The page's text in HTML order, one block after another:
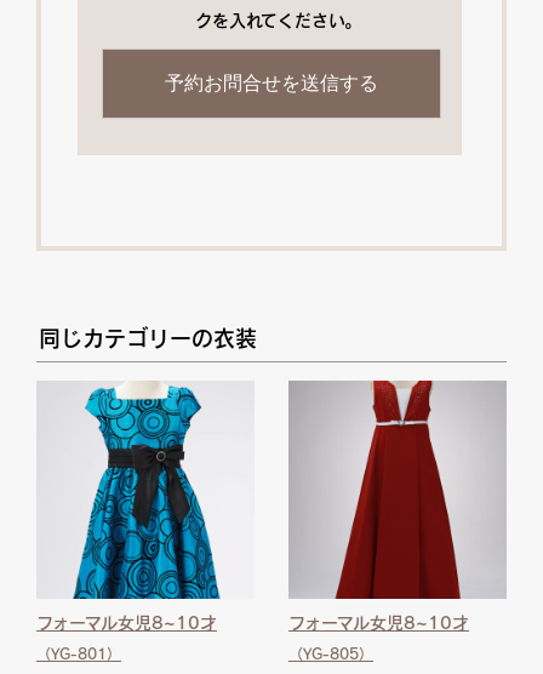
クを入れてください。
同じカテゴリーの衣装
フォーマル女児8~10才
（YG-801）
フォーマル女児8~10才
（YG-805）